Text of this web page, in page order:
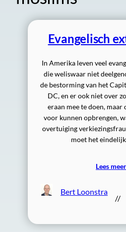
Evangelisch
In Amerika leven veel
die weliswaar niet
de bestorming van het
DC, en er ook niet over
eraan mee te doen, maar
voor kunnen opbrengen,
overtuiging
moet het
Lees meer
Bert Loonstra
//